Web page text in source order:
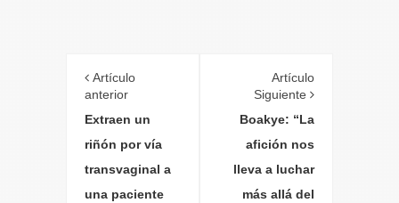
Artículo
anterior
Extraen un
riñón por vía
transvaginal a
una paciente
Artículo
Siguiente
Boakye: “La
afición nos
lleva a luchar
más allá del